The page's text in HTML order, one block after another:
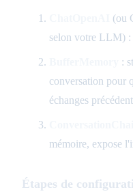
(ou
selon votre LLM) :
:
conversation pour
échanges
mémoire, expose
Étapes de